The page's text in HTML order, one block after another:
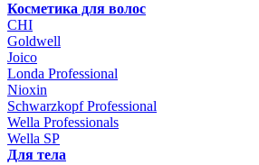
Косметика для волос
CHI
Goldwell
Joico
Londa Professional
Nioxin
Schwarzkopf Professional
Wella Professionals
Wella SP
Для тела